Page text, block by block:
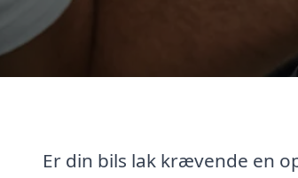
Er din bils lak krævende en